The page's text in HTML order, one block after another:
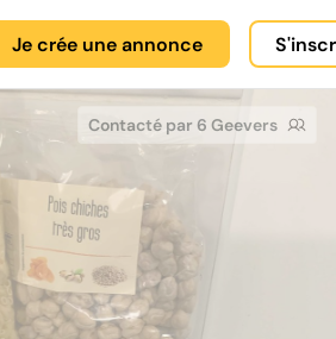
Je crée une annonce
Contacté par 6 Geevers